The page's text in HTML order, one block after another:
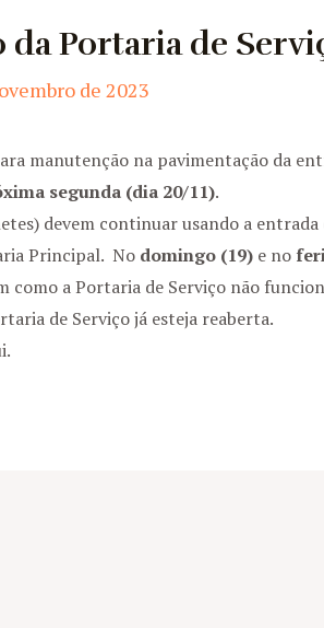
Portaria de
de 2023
manutenção na pavimentação da
segunda (dia 20/11).
devem continuar usando a
Principal. No domingo (19) e no
a Portaria de Serviço não
de Serviço já esteja reaberta.